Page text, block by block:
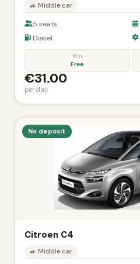
🚙 Middle car
5 seats
Diesel
Min
Free
€31.00
per day
No deposit
Citroen C4
🚙 Middle car